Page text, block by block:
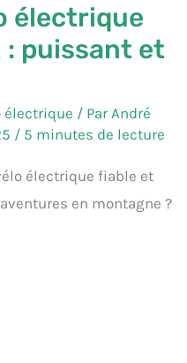
électrique
: puissant et
électrique / Par André
/ 5 minutes de lecture
électrique fiable et
en montagne ?